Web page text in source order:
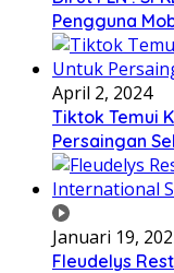
Pengguna
April 2, 2024
Tiktok Temui
Persaingan
Januari 19,
Fleudelys